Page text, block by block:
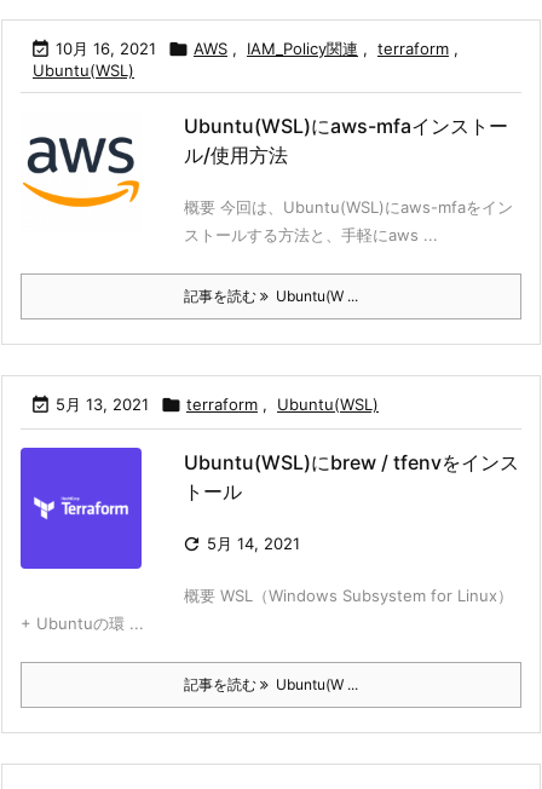
 10月 16, 2021  AWS , IAM_Policy関連 , terraform ,
Ubuntu(WSL)
Ubuntu(WSL)にaws-mfaインストー
ル/使用方法
概要 今回は、Ubuntu(WSL)にaws-mfaをイン
ストールする方法と、手軽にaws ...
記事を読む Ubuntu(W ...
 5月 13, 2021  terraform , Ubuntu(WSL)
Ubuntu(WSL)にbrew / tfenvをインス
トール
 5月 14, 2021
概要 WSL（Windows Subsystem for Linux）
+ Ubuntuの環 ...
記事を読む Ubuntu(W ...